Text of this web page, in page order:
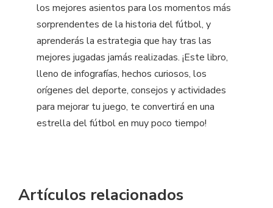
los mejores asientos para los momentos más
sorprendentes de la historia del fútbol, y
aprenderás la estrategia que hay tras las
mejores jugadas jamás realizadas. ¡Este libro,
lleno de infografías, hechos curiosos, los
orígenes del deporte, consejos y actividades
para mejorar tu juego, te convertirá en una
estrella del fútbol en muy poco tiempo!
Artículos relacionados